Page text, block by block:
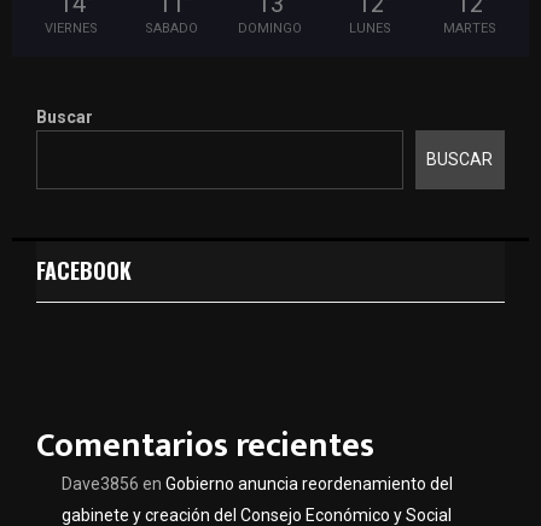
VIERNES SABADO DOMINGO LUNES MARTES
Buscar
BUSCAR
FACEBOOK
Comentarios recientes
Dave3856 en Gobierno anuncia reordenamiento del
gabinete y creación del Consejo Económico y Social